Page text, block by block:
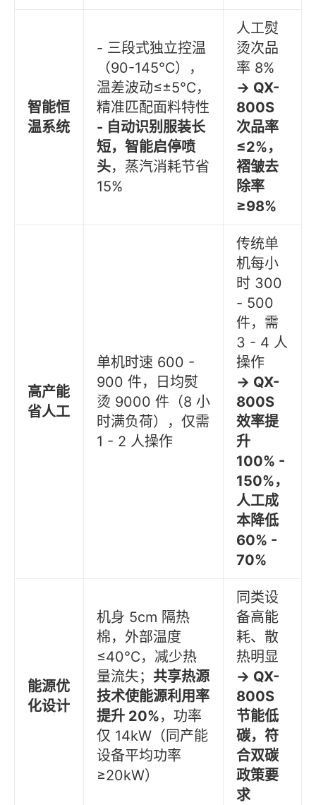
智能恒
温系统
- 三段式独立控温
（90-145℃），
温差波动≤±5℃，
精准匹配面料特性
- 自动识别服装长
短，智能启停喷
头，蒸汽消耗节省
15%
人工熨
烫次品
率 8%
→ QX-
800S
次品率
≤2%，
褶皱去
除率
≥98%
高产能
省人工
单机时速 600 -
900 件，日均熨
烫 9000 件（8 小
时满负荷），仅需
1 - 2 人操作
传统单
机每小
时 300
- 500
件，需
3 - 4 人
操作
→ QX-
800S
效率提
升
100% -
150%，
人工成
本降低
60% -
70%
能源优
化设计
机身 5cm 隔热
棉，外部温度
≤40℃，减少热
量流失； 共享热源
技术使能源利用率
提升 20%，功率
仅 14kW（同产能
设备平均功率
≥20kW）
同类设
备高能
耗、散
热明显
→ QX-
800S
节能低
碳，符
合双碳
政策要
求